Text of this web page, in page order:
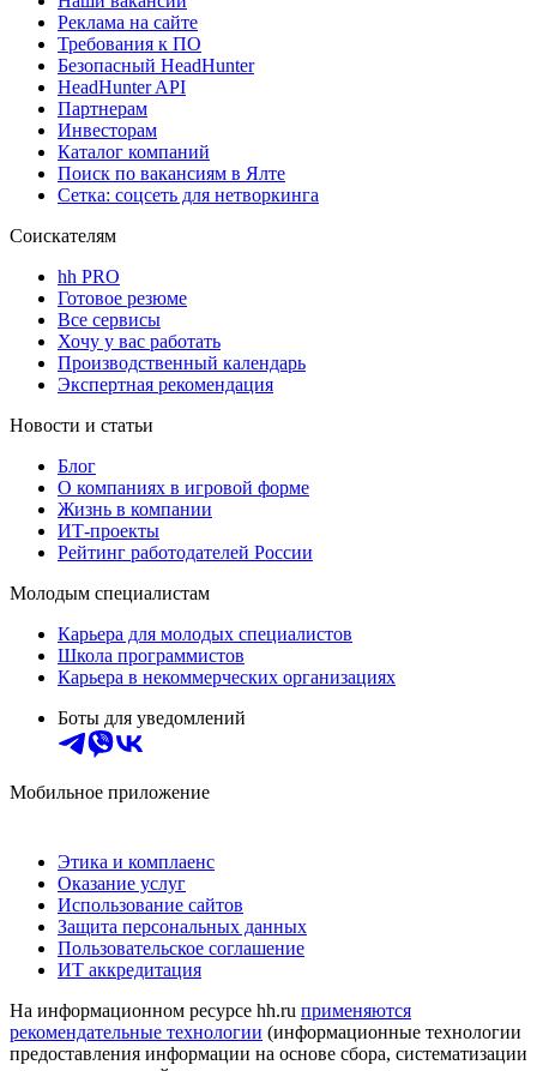
Реклама на сайте
Требования к ПО
Безопасный HeadHunter
HeadHunter API
Партнерам
Инвесторам
Каталог компаний
Поиск по вакансиям в Ялте
Сетка: соцсеть для нетворкинга
Соискателям
hh PRO
Готовое резюме
Все сервисы
Хочу у вас работать
Производственный календарь
Экспертная рекомендация
Новости и статьи
Блог
О компаниях в игровой форме
Жизнь в компании
ИТ-проекты
Рейтинг работодателей России
Молодым специалистам
Карьера для молодых специалистов
Школа программистов
Карьера в некоммерческих организациях
Боты для уведомлений
Мобильное приложение
Этика и комплаенс
Оказание услуг
Использование сайтов
Защита персональных данных
Пользовательское соглашение
ИТ аккредитация
На информационном ресурсе hh.ru применяются
рекомендательные технологии (информационные технологии
предоставления информации на основе сбора, систематизации